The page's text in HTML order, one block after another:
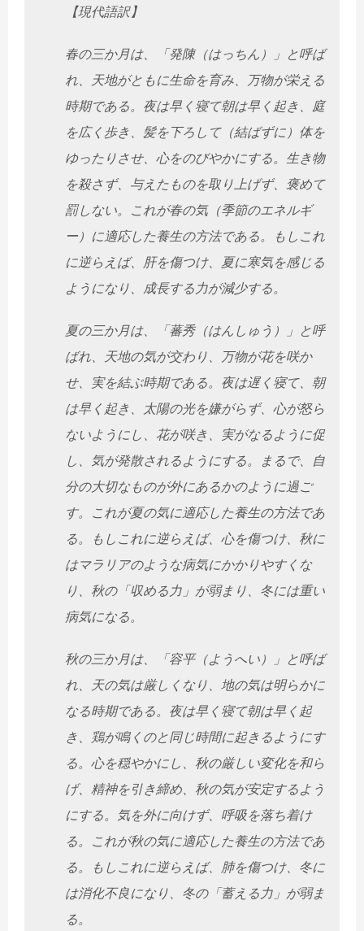
【現代語訳】
春の三か月は、「発陳（はっちん）」と呼ば
れ、天地がともに生命を育み、万物が栄える
時期である。夜は早く寝て朝は早く起き、庭
を広く歩き、髪を下ろして（結ばずに）体を
ゆったりさせ、心をのびやかにする。生き物
を殺さず、与えたものを取り上げず、褒めて
罰しない。これが春の気（季節のエネルギ
ー）に適応した養生の方法である。もしこれ
に逆らえば、肝を傷つけ、夏に寒気を感じる
ようになり、成長する力が減少する。
夏の三か月は、「蕃秀（はんしゅう）」と呼
ばれ、天地の気が交わり、万物が花を咲か
せ、実を結ぶ時期である。夜は遅く寝て、朝
は早く起き、太陽の光を嫌がらず、心が怒ら
ないようにし、花が咲き、実がなるように促
し、気が発散されるようにする。まるで、自
分の大切なものが外にあるかのように過ご
す。これが夏の気に適応した養生の方法であ
る。もしこれに逆らえば、心を傷つけ、秋に
はマラリアのような病気にかかりやすくな
り、秋の「収める力」が弱まり、冬には重い
病気になる。
秋の三か月は、「容平（ようへい）」と呼ば
れ、天の気は厳しくなり、地の気は明らかに
なる時期である。夜は早く寝て朝は早く起
き、鶏が鳴くのと同じ時間に起きるようにす
る。心を穏やかにし、秋の厳しい変化を和ら
げ、精神を引き締め、秋の気が安定するよう
にする。気を外に向けず、呼吸を落ち着け
る。これが秋の気に適応した養生の方法であ
る。もしこれに逆らえば、肺を傷つけ、冬に
は消化不良になり、冬の「蓄える力」が弱ま
る。